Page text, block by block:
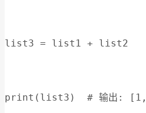
list3 = list1 + list2
print(list3)  # 输出: